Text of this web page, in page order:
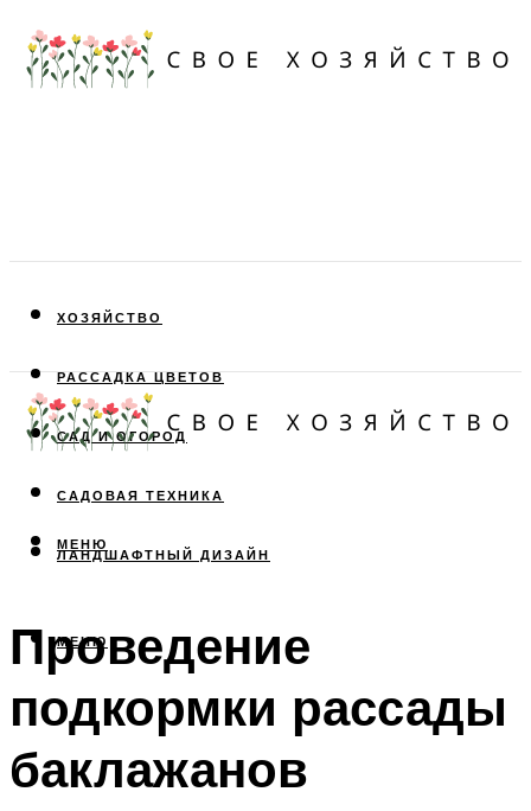
ХОЗЯЙСТВО
РАССАДКА ЦВЕТОВ
САД И ОГОРОД
САДОВАЯ ТЕХНИКА
ЛАНДШАФТНЫЙ ДИЗАЙН
МЕНЮ
МЕНЮ
Проведение
подкормки рассады
баклажанов